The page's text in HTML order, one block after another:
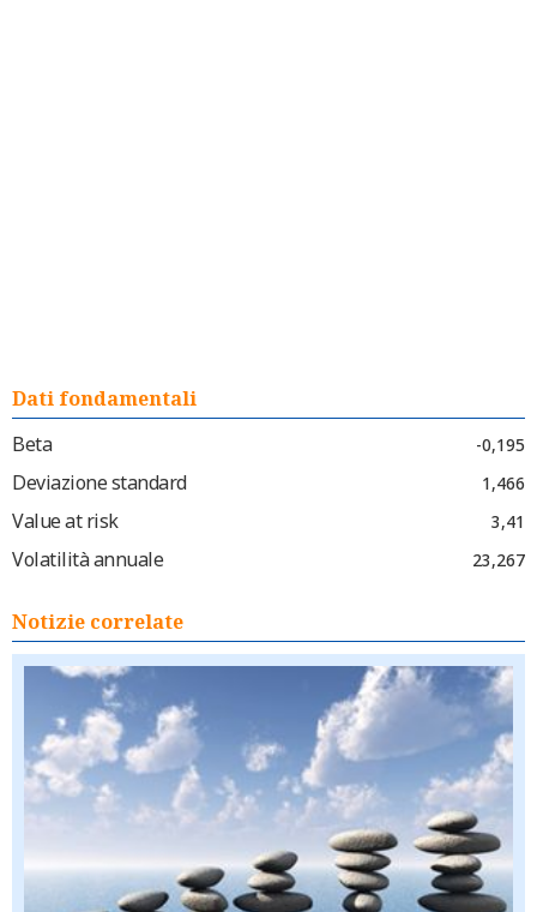
Dati fondamentali
Beta
-0,195
Deviazione standard 1,466
Value at risk 3,41
Volatilità annuale 23,267
Notizie correlate